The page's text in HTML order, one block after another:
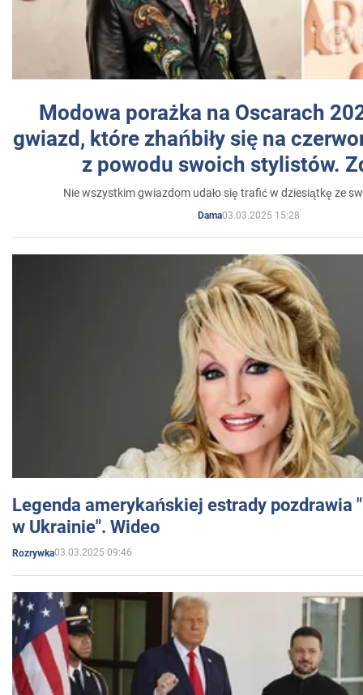
Modowa porażka na Oscarach
gwiazd, które zhańbiły się na
z powodu swoich stylistów.
Nie wszystkim gwiazdom udało się trafić w dziesiątkę ze
Dama03.03.2025 15:28
Legenda amerykańskiej estrady pozdrawia
w Ukrainie". Wideo
Rozrywka03.03.2025 09:46